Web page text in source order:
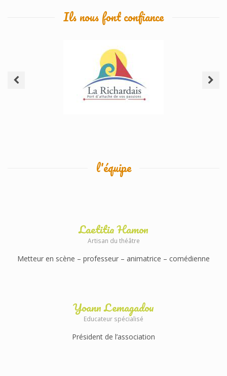
Ils nous font confiance
l'équipe
Laetitia Hamon
Artisan du théâtre
Metteur en scène – professeur – animatrice – comédienne
Yoann Lemagadou
Educateur spécialisé
Président de l’association